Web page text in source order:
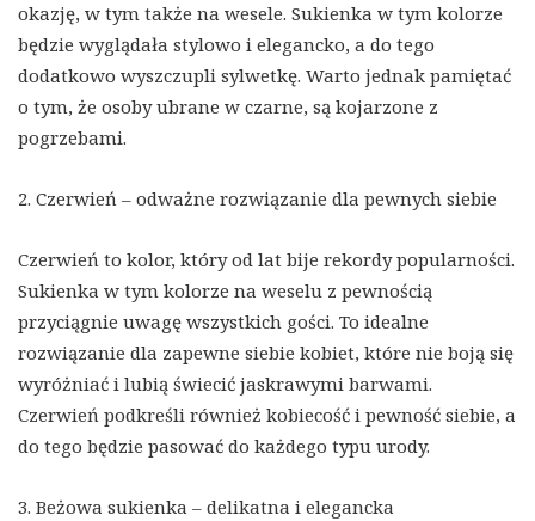
okazję, w tym także na wesele. Sukienka w tym kolorze
będzie wyglądała stylowo i elegancko, a do tego
dodatkowo wyszczupli sylwetkę. Warto jednak pamiętać
o tym, że osoby ubrane w czarne, są kojarzone z
pogrzebami.
2. Czerwień – odważne rozwiązanie dla pewnych siebie
Czerwień to kolor, który od lat bije rekordy popularności.
Sukienka w tym kolorze na weselu z pewnością
przyciągnie uwagę wszystkich gości. To idealne
rozwiązanie dla zapewne siebie kobiet, które nie boją się
wyróżniać i lubią świecić jaskrawymi barwami.
Czerwień podkreśli również kobiecość i pewność siebie, a
do tego będzie pasować do każdego typu urody.
3. Beżowa sukienka – delikatna i elegancka